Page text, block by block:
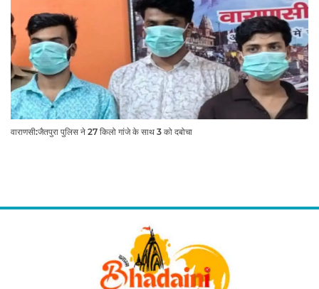
वाराणसी:जैतपुरा पुलिस ने 27 किलो गांजे के साथ 3 को दबोचा